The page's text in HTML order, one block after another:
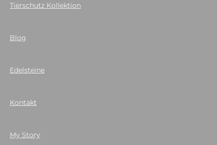
Tierschutz Kollektion
Blog
Edelsteine
Kontakt
My Story